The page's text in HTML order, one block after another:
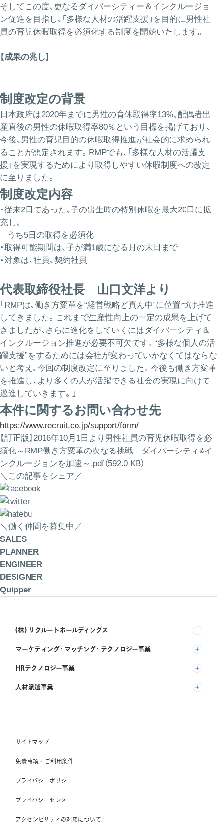
そしてこの度、更なるダイバーシティー＆インクルージョ
ン促進を目指し、「多様な人材の活躍支援」を目的に男性社
員の育児休暇取得を必須化する制度を開始いたします。
【成果の兆し】
制度改定の背景
日本政府は2020年までに男性の育休取得率13%、配偶者出
産直後の男性の休暇取得率80％という目標を掲げており、
今後、男性の育児目的の休暇取得推進が社会的に求められ
ることが想定されます。RMPでも、「多様な人材の活躍支
援」を実現するためにより取得しやすい休暇制度への改定
に至りました。
制度改定内容
・従来2日であった、子の出生時の特別休暇を最大20日に拡
充し、
うち5日の取得を必須化
・取得可能期間は、子が満1歳になる月の末日まで
・対象は、社員、契約社員
代表取締役社長 山口文洋より
「RMPは、働き方変革を“経営戦略ど真ん中”に位置づけ推進
してきました。これまで生産性向上の一定の成果を上げて
きましたが、さらに進化をしていくにはダイバーシティ＆
インクルージョン推進が必要不可欠です。“多様な個人の活
躍支援”をするためには会社が変わっていかなくてはならな
いと考え、今回の制度改定に至りました。今後も働き方変革
を推進し、より多くの人が活躍できる社会の実現に向けて
邁進していきます。」
本件に関するお問い合わせ先
https://www.recruit.co.jp/support/form/
【訂正版】2016年10月1日より男性社員の育児休暇取得を必
須化～RMP働き方変革の次なる挑戦 ダイバーシティ&イ
ンクルージョンを加速～.pdf（592.0 KB）
＼この記事をシェア／
＼働く仲間を募集中／
SALES
PLANNER
ENGINEER
DESIGNER
Quipper
(株) リクルートホールディングス
マーケティング・マッチング・テクノロジー事業
(株) リクルート
HRテクノロジー事業
(株) インディードリクルートパートナーズ
Indeed, Inc.
人材派遣事業
(株) スタッフサービス・ホールディングス
Unique NV
Staffmark Group, LLC
サイトマップ
免責事項・ご利用条件
プライバシーポリシー
プライバシーセンター
アクセシビリティの対応について